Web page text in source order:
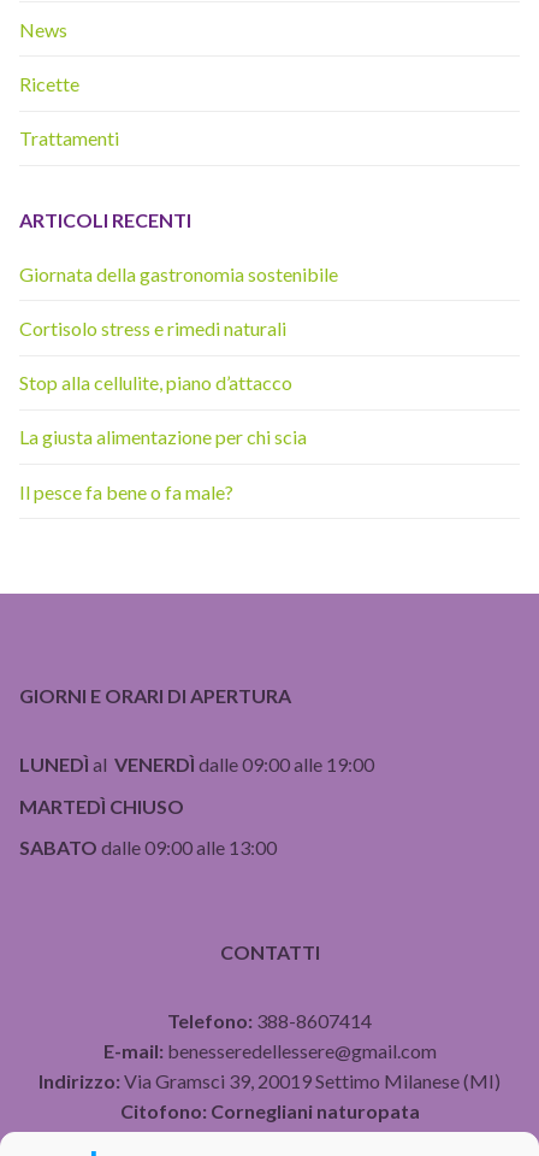
News
Ricette
Trattamenti
ARTICOLI RECENTI
Giornata della gastronomia sostenibile
Cortisolo stress e rimedi naturali
Stop alla cellulite, piano d’attacco
La giusta alimentazione per chi scia
Il pesce fa bene o fa male?
GIORNI E ORARI DI APERTURA
LUNEDÌ al VENERDÌ dalle 09:00 alle 19:00
MARTEDÌ CHIUSO
SABATO dalle 09:00 alle 13:00
CONTATTI
Telefono: 388-8607414
E-mail: benesseredellessere@gmail.com
Indirizzo: Via Gramsci 39, 20019 Settimo Milanese (MI)
Citofono: Cornegliani naturopata